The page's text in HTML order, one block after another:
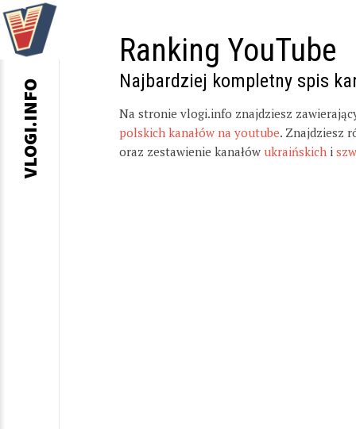
Ranking YouTube
Najbardziej kompletny spis
Na stronie vlogi.info znajdziesz
polskich kanałów na youtube. Znajdziesz
oraz zestawienie kanałów ukraińskich i
VLOGI.INFO